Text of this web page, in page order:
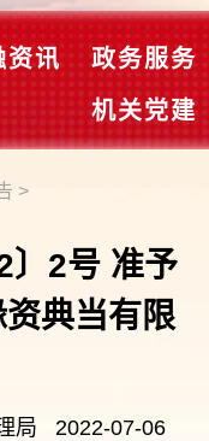
资讯
政务服务
机关党建
>
〕2号 准予
典当有限
局 2022-07-06